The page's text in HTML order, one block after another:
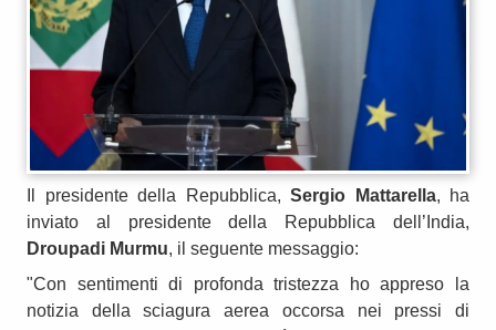
Il presidente della Repubblica, Sergio Mattarella, ha
inviato al presidente della Repubblica dell’India,
Droupadi Murmu, il seguente messaggio:
"Con sentimenti di profonda tristezza ho appreso la
notizia della sciagura aerea occorsa nei pressi di